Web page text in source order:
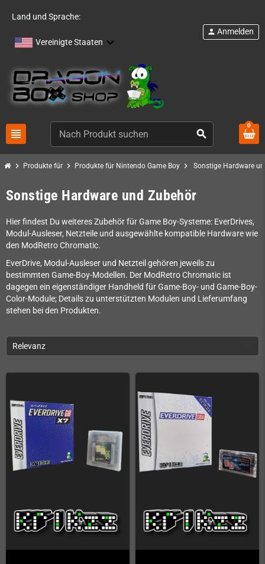
Land und Sprache:
Vereinigte Staaten
view_headline search
person Anmelden
0
chevron_right Produkte für chevron_right Produkte für Nintendo Game Boy chevron_right Sonstige Hardware
Sonstige Hardware und Zubehör
Hier findest Du weiteres Zubehör für Game Boy-Systeme: EverDrives,
Modul-Ausleser, Netzteile und ausgewählte kompatible Hardware wie
den ModRetro Chromatic.
EverDrive, Modul-Ausleser und Netzteil gehören jeweils zu
bestimmten Game-Boy-Modellen. Der ModRetro Chromatic ist
dagegen ein eigenständiger Handheld für Game-Boy- und Game-Boy-
Color-Module; Details zu unterstützten Modulen und Lieferumfang
stehen bei den Produkten.
Relevanz